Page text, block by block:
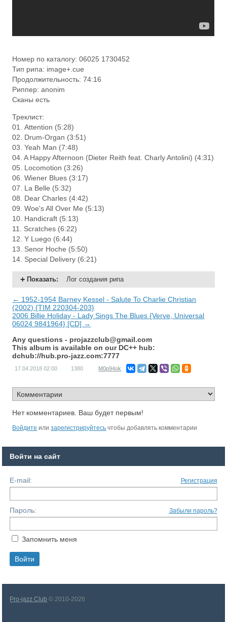
Номер по каталогу: 06025 1730452
Тип рипа: image+.cue
Продолжительность: 74:16
Риппер: anonim
Сканы есть
Треклист:
01. Attention (5:28)
02. Drum-Organ (3:51)
03. Yeah Man (7:48)
04. A Happy Afternoon (Dieter Reith feat. Charly Antolini) (4:31)
05. Locomotion (3:26)
06. Wiener Blues (3:17)
07. La Belle (5:32)
08. Dear Charles (4:42)
09. Woe's All Over Me (5:13)
10. Handicraft (5:13)
11. Scratches (6:22)
12. Y Luego (6:44)
13. Senor Hoche (5:50)
14. Special Delivery (6:21)
Показать: Лог создания рипа
← 1952-1954 Barney Kessel - Salute To Charlie Christian
(2002) {TIM 220304-203}
2006 Billie Holiday - Lady Sings The Blues {Verve, Universal
06024 9841964} [CD] →
Any questions - projazzclub@gmail.com
This album is available on our DC++ hub:
dchub://hub.pro-jazz.com:7777
17.04.2018 02:00 1380 M0p94ok
Нет комментариев. Ваш будет первым!
Войдите илизарегистрируйтесь чтобы добавлять комментарии
Войти на сайт
E-mail: Регистрация
Пароль: Забыли пароль?
Запомнить меня
Pro-jazz Club © 2010-2026